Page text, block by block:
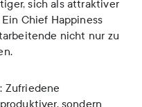
sich als attraktiver
Chief Happiness
nicht nur zu
Zufriedene
sondern